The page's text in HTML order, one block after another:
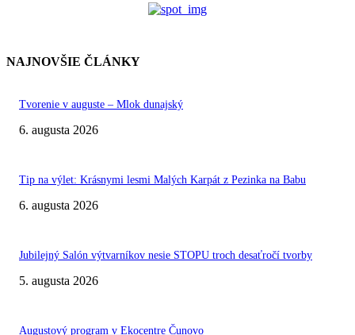
NAJNOVŠIE ČLÁNKY
Tvorenie v auguste – Mlok dunajský
6. augusta 2026
Tip na výlet: Krásnymi lesmi Malých Karpát z Pezinka na Babu
6. augusta 2026
Jubilejný Salón výtvarníkov nesie STOPU troch desaťročí tvorby
5. augusta 2026
Augustový program v Ekocentre Čunovo